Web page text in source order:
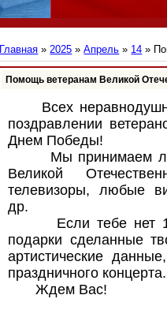
Главная »2025 » Апрель » 14 »
Помощь ветеранам Великой
Всех
поздравлении
Днем Победы!
Мы принимаем
Великой
телевизоры, любые
др.
Если тебе нет 18
подарки сделанные
артистические
праздничного концерта.
Ждем Вас!